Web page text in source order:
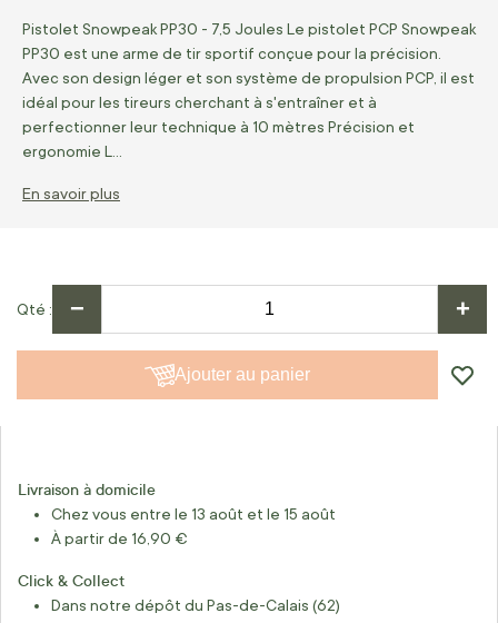
Pistolet Snowpeak PP30 - 7,5 Joules Le pistolet PCP Snowpeak
PP30 est une arme de tir sportif conçue pour la précision.
Avec son design léger et son système de propulsion PCP, il est
idéal pour les tireurs cherchant à s'entraîner et à
perfectionner leur technique à 10 mètres Précision et
ergonomie L…
En savoir plus
Qté − +
Ajouter au panier
Livraison à domicile
Chez vous entre le 13 août et le 15 août
À partir de 16,90 €
Click & Collect
Dans notre dépôt du Pas-de-Calais (62)